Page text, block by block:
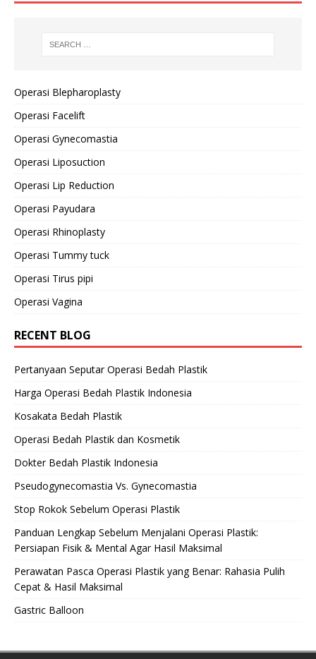
Operasi Blepharoplasty
Operasi Facelift
Operasi Gynecomastia
Operasi Liposuction
Operasi Lip Reduction
Operasi Payudara
Operasi Rhinoplasty
Operasi Tummy tuck
Operasi Tirus pipi
Operasi Vagina
RECENT BLOG
Pertanyaan Seputar Operasi Bedah Plastik
Harga Operasi Bedah Plastik Indonesia
Kosakata Bedah Plastik
Operasi Bedah Plastik dan Kosmetik
Dokter Bedah Plastik Indonesia
Pseudogynecomastia Vs. Gynecomastia
Stop Rokok Sebelum Operasi Plastik
Panduan Lengkap Sebelum Menjalani Operasi Plastik:
Persiapan Fisik & Mental Agar Hasil Maksimal
Perawatan Pasca Operasi Plastik yang Benar: Rahasia Pulih
Cepat & Hasil Maksimal
Gastric Balloon